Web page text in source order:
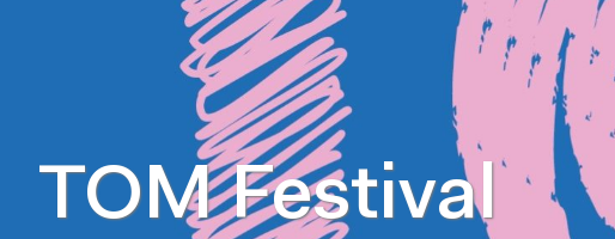
TOM Festival